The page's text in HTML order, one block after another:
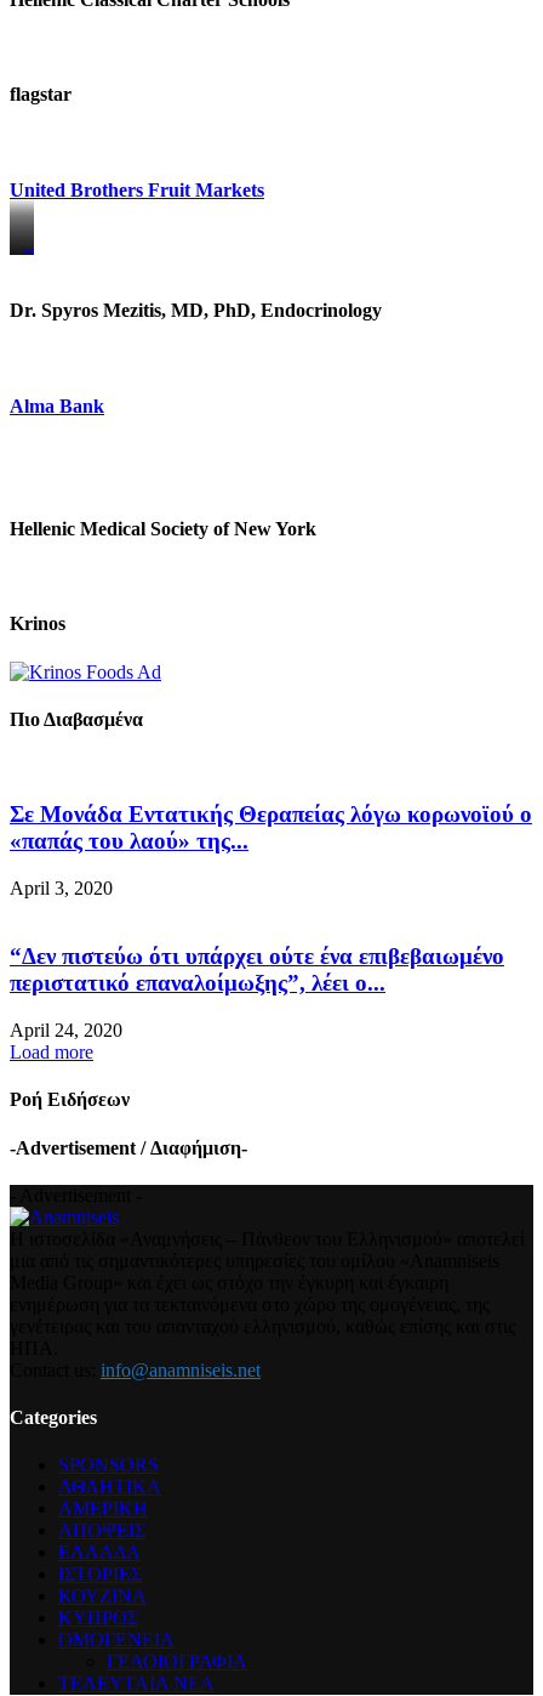
flagstar
United Brothers Fruit Markets
https://www.unitedbrothersfruitmarkets.com/
https://www.unitedbrothersfruitmarkets.com/
Dr. Spyros Mezitis, MD, PhD, Endocrinology
Alma Bank
Hellenic Medical Society of New York
Krinos
Πιο Διαβασμένα
Σε Μονάδα Εντατικής Θεραπείας λόγω κορωνοϊού ο
«παπάς του λαού» της...
April 3, 2020
“Δεν πιστεύω ότι υπάρχει ούτε ένα επιβεβαιωμένο
περιστατικό επαναλοίμωξης”, λέει ο...
April 24, 2020
Load more
Ροή Ειδήσεων
-Advertisement / Διαφήμιση-
info@anamniseis.net
Categories
SPONSORS
ΑΘΛΗΤΙΚΑ
ΑΜΕΡΙΚΗ
ΑΠΟΨΕΙΣ
ΕΛΛΑΔΑ
ΙΣΤΟΡΙΕΣ
ΚΟΥΖΙΝΑ
ΚΥΠΡΟΣ
ΟΜΟΓΕΝΕΙΑ
ΓΕΛΟΙΟΓΡΑΦΙΑ
ΤΕΛΕΥΤΑΙΑ ΝΕΑ